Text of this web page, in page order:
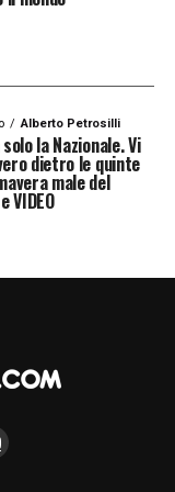
alle spalle.
confesso
tornare
ho vissuto
Alberto Petrosilli
la Nazionale. Vi
dietro le quinte
male del
VIDEO